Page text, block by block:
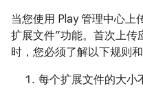
当您使用 Play 管理中心上
扩展文件”功能。首次上传
时，您必须了解以下规则和
每个扩展文件的大小